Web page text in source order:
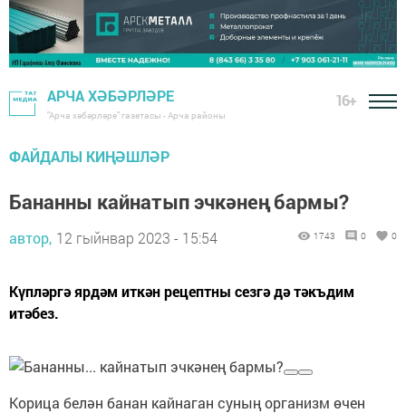
АРЧА ХӘБӘРЛӘРЕ
"Арча хәбәрләре" газетасы - Арча районы
16+
ФАЙДАЛЫ КИҢӘШЛӘР
Бананны кайнатып эчкәнең бармы?
автор, 12 гыйнвар 2023 - 15:54 1743 0 0
Күпләргә ярдәм иткән рецептны сезгә дә тәкъдим
итәбез.
Корица белән банан кайнаган суның организм өчен